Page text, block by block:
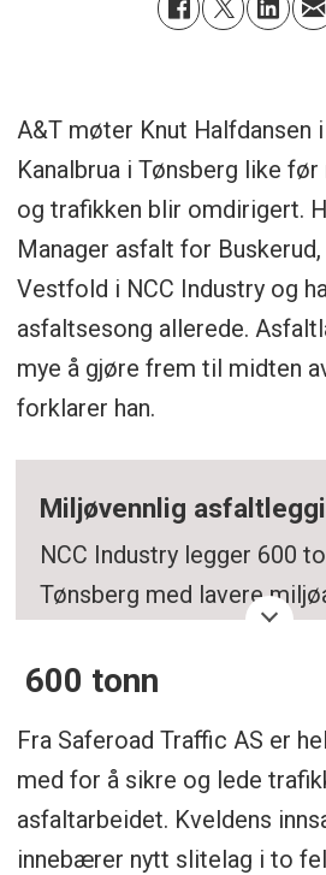
A&T møter Knut Halfdansen
Kanalbrua i Tønsberg like
og trafikken blir omdirigert.
Manager asfalt for
Vestfold i NCC Industry og
asfaltsesong allerede.
mye å gjøre frem til midten
forklarer han.
Miljøvennlig
NCC Industry legger 600
Tønsberg med lavere
transportavstand.
Pelletsfyringen på
CO₂-utslippene betydelig,
økonomisk og miljømessig
asfalt derfra.
600 tonn
Fra Saferoad Traffic AS er
med for å sikre og lede
asfaltarbeidet. Kveldens
innebærer nytt slitelag i to